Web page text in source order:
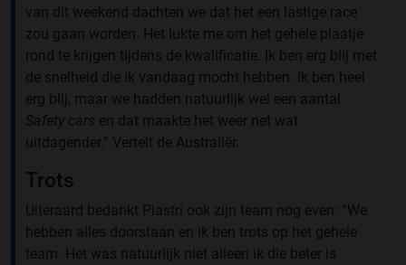
van dit weekend dachten we dat het een lastige race
zou gaan worden. Het lukte me om het gehele plaatje
rond te krijgen tijdens de kwalificatie. Ik ben erg blij met
de snelheid die ik vandaag mocht hebben. Ik ben heel
erg blij, maar we hadden natuurlijk wel een aantal
Safety cars en dat maakte het weer net wat
uitdagender.” Vertelt de Australiër.
Trots
Uiteraard bedankt Piastri ook zijn team nog even: “We
hebben alles doorstaan en ik ben trots op het gehele
team. Het was natuurlijk niet alleen ik die beter is